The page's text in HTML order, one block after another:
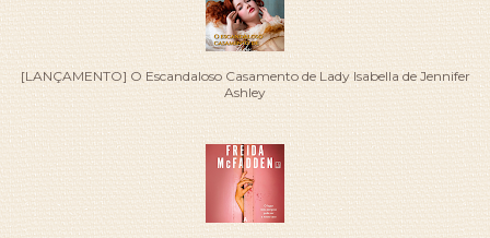
[LANÇAMENTO] O Escandaloso Casamento de Lady Isabella de Jennifer
Ashley